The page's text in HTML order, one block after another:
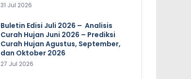
31 Jul 2026
Buletin Edisi Juli 2026 – Analisis
Curah Hujan Juni 2026 – Prediksi
Curah Hujan Agustus, September,
dan Oktober 2026
27 Jul 2026